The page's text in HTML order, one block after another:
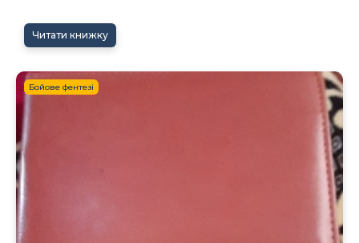
Читати книжку
Бойове фентезі